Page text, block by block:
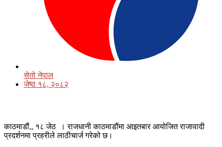
सेतो नेपाल
जेष्ठ १८, २०८२
काठमाडौं,, १८ जेठ । राजधानी काठमाडौंमा आइतबार आयोजित राजावादी
प्रदर्शनमा प्रहरीले लाठीचार्ज गरेको छ।